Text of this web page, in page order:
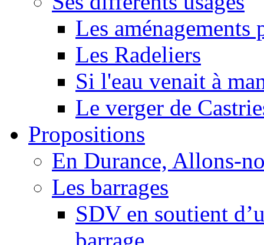
Les
Les Radeliers
Si l'eau venait à
Le verger de
Propositions
En Durance, Allons-
Les barrages
SDV en soutient